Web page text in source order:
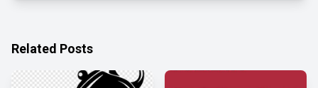
Related Posts